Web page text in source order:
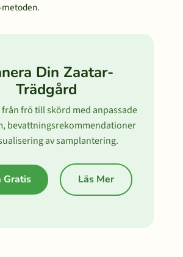
Din Zaatar-
Trädgård
från frö till skörd med anpassade
bevattningsrekommendationer
av samplantering.
Gratis Läs Mer